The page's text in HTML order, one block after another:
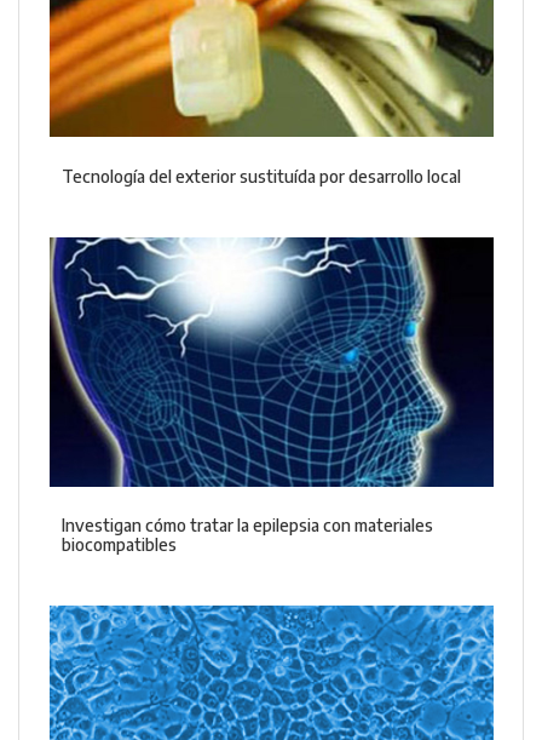
Tecnología del exterior sustituída por desarrollo local
Investigan cómo tratar la epilepsia con materiales
biocompatibles